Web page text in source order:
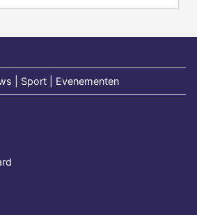
| Sport | Evenementen